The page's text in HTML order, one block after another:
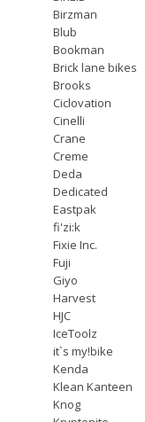
Birzman
Blub
Bookman
Brick lane bikes
Brooks
Ciclovation
Cinelli
Crane
Creme
Deda
Dedicated
Eastpak
fi'zi:k
Fixie Inc.
Fuji
Giyo
Harvest
HJC
IceToolz
it`s my!bike
Kenda
Klean Kanteen
Knog